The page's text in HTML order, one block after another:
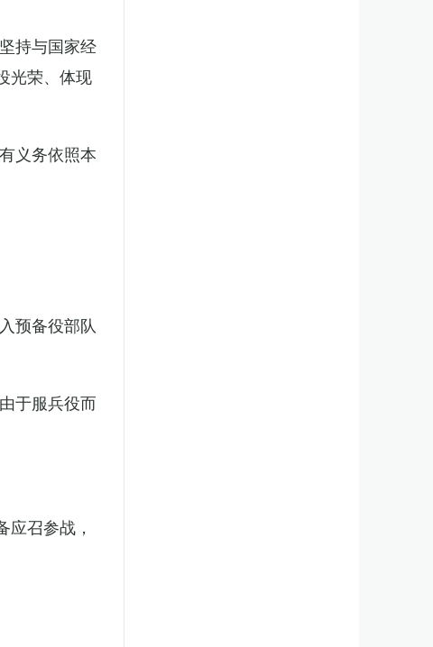
持与国家经
光荣、体现
义务依照本
预备役部队
于服兵役而
召参战，